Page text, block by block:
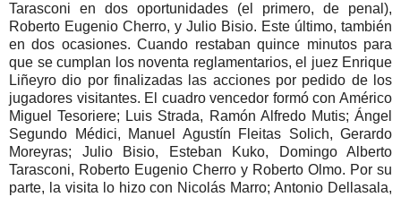
Tarasconi en dos oportunidades (el primero, de penal),
Roberto Eugenio Cherro, y Julio Bisio. Este último, también
en dos ocasiones. Cuando restaban quince minutos para
que se cumplan los noventa reglamentarios, el juez Enrique
Liñeyro dio por finalizadas las acciones por pedido de los
jugadores visitantes. El cuadro vencedor formó con Américo
Miguel Tesoriere; Luis Strada, Ramón Alfredo Mutis; Ángel
Segundo Médici, Manuel Agustín Fleitas Solich, Gerardo
Moreyras; Julio Bisio, Esteban Kuko, Domingo Alberto
Tarasconi, Roberto Eugenio Cherro y Roberto Olmo. Por su
parte, la visita lo hizo con Nicolás Marro; Antonio Dellasala,